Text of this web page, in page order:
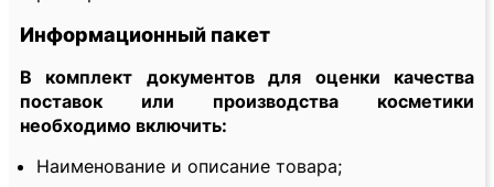
Информационный пакет
В комплект документов для оценки качества
поставок или производства косметики
необходимо включить:
Наименование и описание товара;